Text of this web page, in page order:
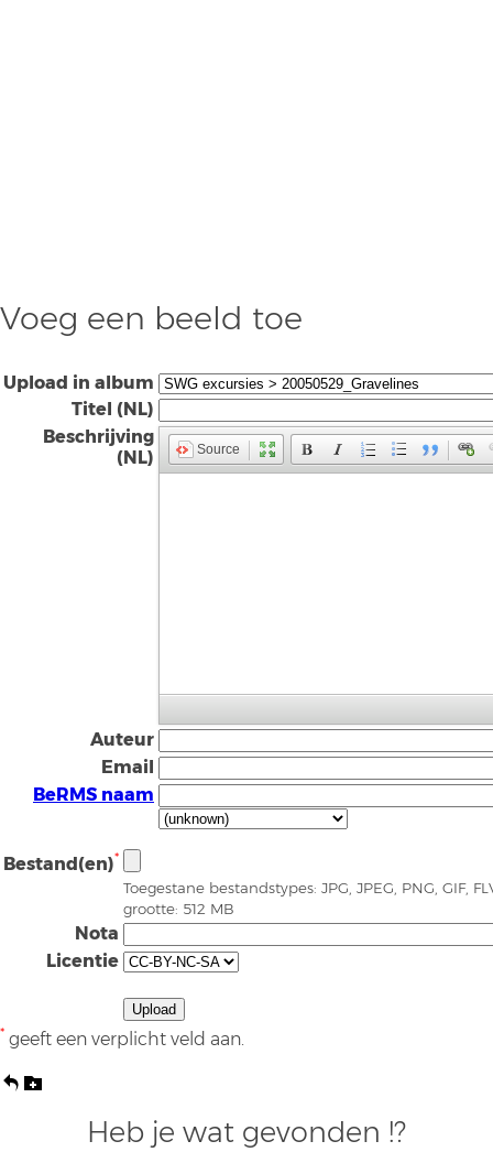
Voeg een beeld toe
Upload in album
Titel (NL)
Beschrijving
(NL)
Source
Auteur
Email
BeRMS naam
Bestand(en)*
Toegestane bestandstypes: JPG, JPEG, PNG, GIF,
grootte: 512 MB
Nota
Licentie
* geeft een verplicht veld aan.
Heb je wat gevonden !?